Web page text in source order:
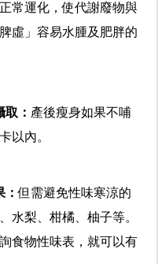
常運化，使代謝廢物與
虛」容易水腫及肥胖的
： 產後瘦身如果不哺
以內。
：但需避免性味寒涼的
水梨、柑橘、柚子等。
食物性味表，就可以有